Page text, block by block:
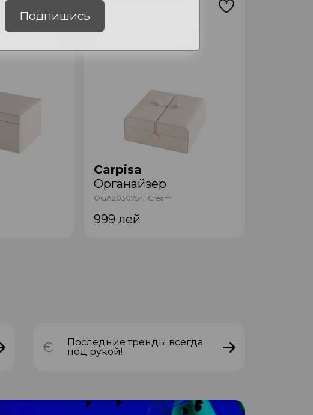
Carpisa
Органайзер
OGA20307541 Cream
999 лей
Последние тренды всегда
под рукой!
Подпишись